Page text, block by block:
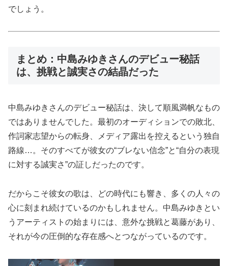
でしょう。
まとめ：中島みゆきさんのデビュー秘話
は、挑戦と誠実さの結晶だった
中島みゆきさんのデビュー秘話は、決して順風満帆なもの
ではありませんでした。最初のオーディションでの敗北、
作詞家志望からの転身、メディア露出を控えるという独自
路線…。そのすべてが彼女の“ブレない信念”と“自分の表現
に対する誠実さ”の証しだったのです。
だからこそ彼女の歌は、どの時代にも響き、多くの人々の
心に刻まれ続けているのかもしれません。中島みゆきとい
うアーティストの始まりには、意外な挑戦と葛藤があり、
それが今の圧倒的な存在感へとつながっているのです。